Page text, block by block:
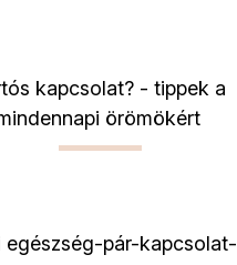
kapcsolat? - tippek a
örömökért
egészség-pár-kapcsolat-